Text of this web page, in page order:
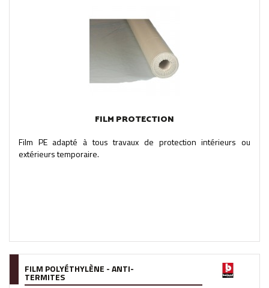
FILM PROTECTION
Film PE adapté à tous travaux de protection intérieurs ou
extérieurs temporaire.
FILM POLYÉTHYLÈNE - ANTI-
TERMITES